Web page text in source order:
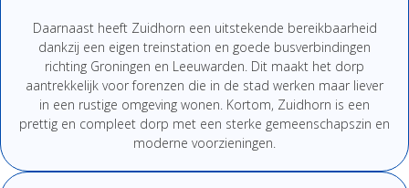
Daarnaast heeft Zuidhorn een uitstekende bereikbaarheid
dankzij een eigen treinstation en goede busverbindingen
richting Groningen en Leeuwarden. Dit maakt het dorp
aantrekkelijk voor forenzen die in de stad werken maar liever
in een rustige omgeving wonen. Kortom, Zuidhorn is een
prettig en compleet dorp met een sterke gemeenschapszin en
moderne voorzieningen.